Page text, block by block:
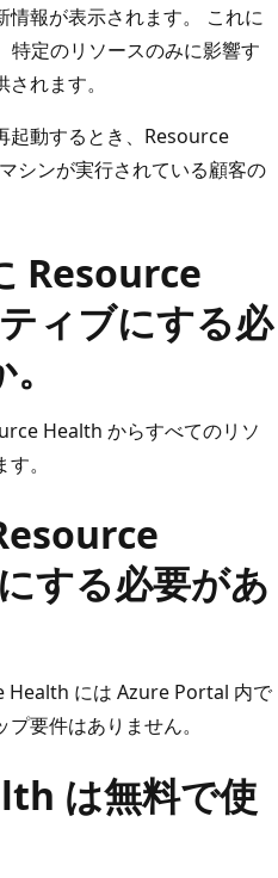
情報が表示されます。 これに
定のリソースのみに影響す
れます。
起動するとき、Resource
シンが実行されている顧客の
Resource
ィブにする必
Health からすべてのリソ
。
する必要があ
Health には Azure Portal 内で
要件はありません。
は無料で使